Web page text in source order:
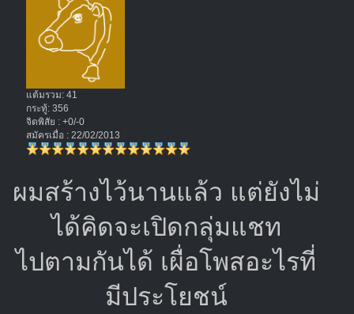
แต้มรวม: 41
กระทู้: 356
จิตพิสัย : +0/-0
สมัครเมื่อ : 22/02/2013
ผมสร้างไว้นานแล้ว แต่ยังไม่
ได้คิดจะเปิดกลุ่มแชท
ไปตามกันได้ เผื่อโพสอะไรที่
มีประโยชน์